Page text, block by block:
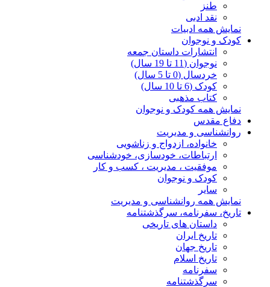
طنز
نقد ادبی
نمایش همه ادبیات
کودک و نوجوان
انتشارات داستان جمعه
نوجوان (11 تا 19 سال)
خردسال (0 تا 5 سال)
کودک (6 تا 10 سال)
کتاب مذهبی
نمایش همه کودک و نوجوان
دفاع مقدس
روانشناسی و مدیریت
خانواده، ازدواج و زناشویی
ارتباطات، خودسازی، خودشناسی
موفقیت ، مدیریت ، کسب و کار
کودک و نوجوان
سایر
نمایش همه روانشناسی و مدیریت
تاریخ، سفرنامه، سرگذشتنامه
داستان های تاریخی
تاریخ ایران
تاریخ جهان
تاریخ اسلام
سفرنامه
سرگذشتنامه